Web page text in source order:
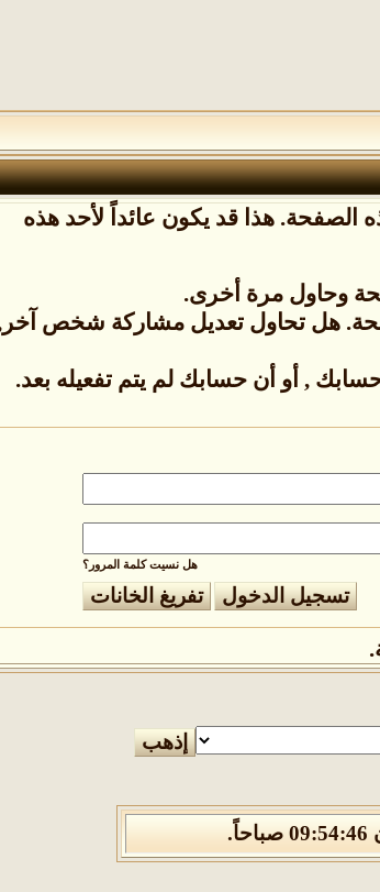
الصفحة. هذا قد يكون عائداً لأحد هذه
وحاول مرة أخرى.
هل تحاول تعديل مشاركة شخص
, أو أن حسابك لم يتم تفعيله بعد.
هل نسيت كلمة المرور؟